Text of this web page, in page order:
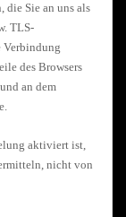
die Sie an uns als
TLS-
Verbindung
des Browsers
an dem
aktiviert ist,
nicht von